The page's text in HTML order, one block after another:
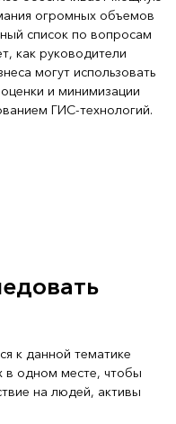
огромных объемов
список по вопросам
как руководители
могут использовать
и минимизации
ГИС-технологий.
к данной тематике
в одном месте, чтобы
на людей, активы